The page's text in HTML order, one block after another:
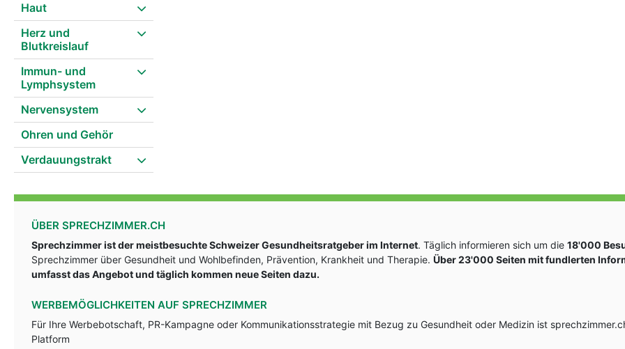
Haut
Herz und
Blutkreislauf
Immun- und
Lymphsystem
Nervensystem
Ohren und Gehör
Verdauungstrakt
ÜBER SPRECHZIMMER.CH
Sprechzimmer ist der meistbesuchte Schweizer Gesundheitsratgeber im Internet. Täglich informieren sich um die 18'000
Sprechzimmer über Gesundheit und Wohlbefinden, Prävention, Krankheit und Therapie. Über 23'000 Seiten mit fundlerten
umfasst das Angebot und täglich kommen neue Seiten dazu.
WERBEMÖGLICHKEITEN AUF SPRECHZIMMER
Für Ihre Werbebotschaft, PR-Kampagne oder Kommunikationsstrategie mit Bezug zu Gesundheit oder Medizin ist
Platform